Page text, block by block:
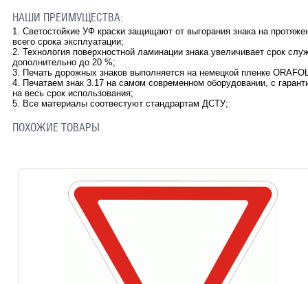
НАШИ ПРЕИМУЩЕСТВА:
1. Светостойкие УФ краски защищают от выгорания знака на
всего срока эксплуатации;
2. Технология поверхностной ламинации знака увеличивает срок
дополнительно до 20 %;
3. Печать дорожных знаков выполняется на немецкой пленке
4. Печатаем знак 3.17 на самом современном оборудовании, с
на весь срок использования;
5. Все материалы соотвестуют стандрартам ДСТУ;
ПОХОЖИЕ ТОВАРЫ